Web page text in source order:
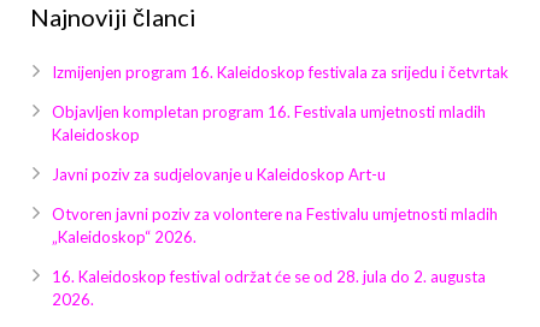
Najnoviji članci
Izmijenjen program 16. Kaleidoskop festivala za srijedu i četvrtak
Objavljen kompletan program 16. Festivala umjetnosti mladih
Kaleidoskop
Javni poziv za sudjelovanje u Kaleidoskop Art-u
Otvoren javni poziv za volontere na Festivalu umjetnosti mladih
„Kaleidoskop“ 2026.
16. Kaleidoskop festival održat će se od 28. jula do 2. augusta
2026.